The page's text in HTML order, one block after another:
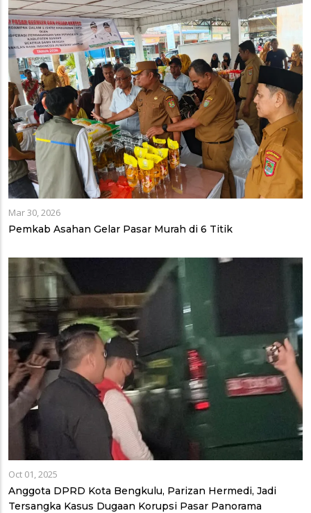
Mar 30, 2026
Pemkab Asahan Gelar Pasar Murah di 6 Titik
Oct 01, 2025
Anggota DPRD Kota Bengkulu, Parizan Hermedi, Jadi
Tersangka Kasus Dugaan Korupsi Pasar Panorama